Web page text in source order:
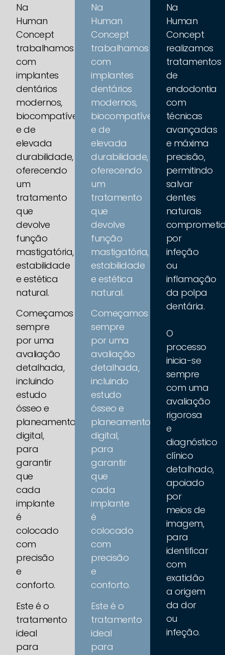
Na
Human
Concept
trabalhamos
com
implantes
dentários
modernos,
biocompatíveis
e de
elevada
durabilidade,
oferecendo
um
tratamento
que
devolve
função
mastigatória,
estabilidade
e estética
natural.
Começamos
sempre
por uma
avaliação
detalhada,
incluindo
estudo
ósseo e
planeamento
digital,
para
garantir
que
cada
implante
é
colocado
com
precisão
e
conforto.
Este é o
tratamento
ideal
para
Na
Human
Concept
trabalhamos
com
implantes
dentários
modernos,
biocompatíveis
e de
elevada
durabilidade,
oferecendo
um
tratamento
que
devolve
função
mastigatória,
estabilidade
e estética
natural.
Começamos
sempre
por uma
avaliação
detalhada,
incluindo
estudo
ósseo e
planeamento
digital,
para
garantir
que
cada
implante
é
colocado
com
precisão
e
conforto.
Este é o
tratamento
ideal
para
Na
Human
Concept
realizamos
tratamentos
de
endodontia
com
técnicas
avançadas
e máxima
precisão,
permitindo
salvar
dentes
naturais
por
infeção
ou
inflamação
da polpa
dentária.
O
processo
inicia-se
sempre
com uma
avaliação
rigorosa
e
diagnóstico
clínico
detalhado,
apoiado
por
meios de
imagem,
para
identificar
com
exatidão
a origem
da dor
ou
infeção.